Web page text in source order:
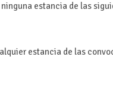
estancia de las
estancia de las